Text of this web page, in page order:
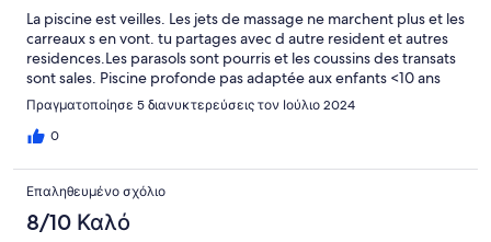
La piscine est veilles. Les jets de massage ne marchent plus et les
carreaux s en vont. tu partages avec d autre resident et autres
residences.Les parasols sont pourris et les coussins des transats
sont sales. Piscine profonde pas adaptée aux enfants <10 ans
Πραγματοποίησε 5 διανυκτερεύσεις τον Ιούλιο 2024
0
Επαληθευμένο σχόλιο
8/10 Καλό